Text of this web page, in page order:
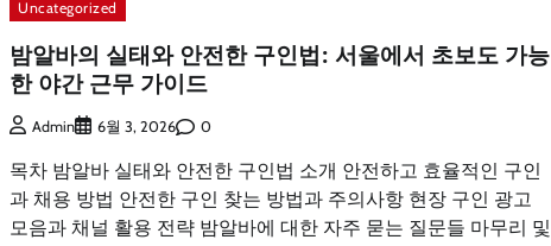
Uncategorized
밤알바의 실태와 안전한 구인법: 서울에서 초보도 가능
한 야간 근무 가이드
Admin 6월 3, 2026 0
목차 밤알바 실태와 안전한 구인법 소개 안전하고 효율적인 구인
과 채용 방법 안전한 구인 찾는 방법과 주의사항 현장 구인 광고
모음과 채널 활용 전략 밤알바에 대한 자주 묻는 질문들 마무리 및